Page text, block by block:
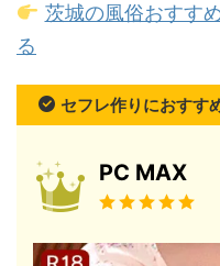
茨城の風俗おすす
る
セフレ作りにおすす
PC MAX